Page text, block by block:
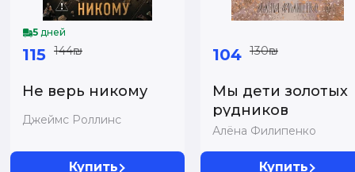
5 дней
115 144₪
Не верь никому
Джеймс Роллинс
Купить
104 130₪
Мы дети золотых
рудников
Алёна Филипенко
Купить